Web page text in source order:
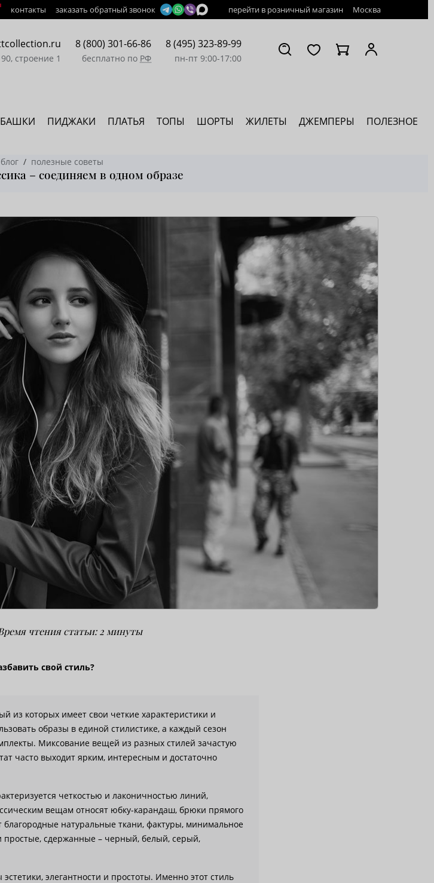
контакты заказать обратный звонок перейти в розничный магазин Москва
строение 1
8 (800) 301-66-86
бесплатно по РФ
8 (495) 323-89-99
пн-пт 9:00-17:00
ПИДЖАКИ ПЛАТЬЯ ТОПЫ ШОРТЫ ЖИЛЕТЫ ДЖЕМПЕРЫ ПОЛЕЗНОЕ
блог полезные советы
– соединяем в одном образе
чтения статьи: 2 минуты
свой стиль?
из которых имеет свои четкие характеристики и
образы в единой стилистике, а каждый сезон
Миксование вещей из разных стилей зачастую
часто выходит ярким, интересным и достаточно
четкостью и лаконичностью линий,
вещам относят юбку-карандаш, брюки прямого
благородные натуральные ткани, фактуры, минимальное
простые, сдержанные – черный, белый, серый,
элегантности и простоты. Именно этот стиль